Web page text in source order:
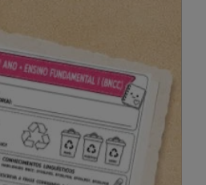
a turma,
e
sua
comunidade